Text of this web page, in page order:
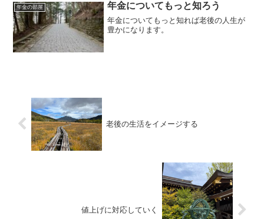
年金の部屋 年金についてもっと知ろう
年金についてもっと知れば老後の人生が
豊かになります。
老後の生活をイメージする
値上げに対応していく